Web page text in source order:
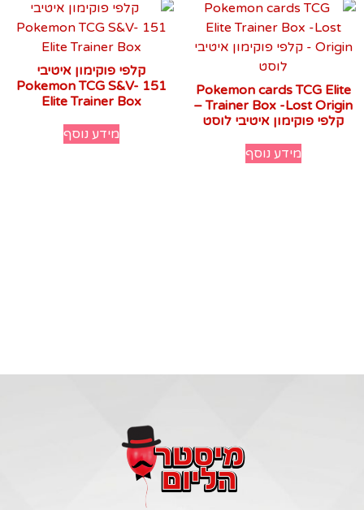
Pokemon cards TCG Elite
Trainer Box -Lost Origin –
קלפי פוקימון איטיבי לוסט
מידע נוסף
קלפי פוקימון איטיבי
Pokemon TCG S&V- 151
Elite Trainer Box
מידע נוסף